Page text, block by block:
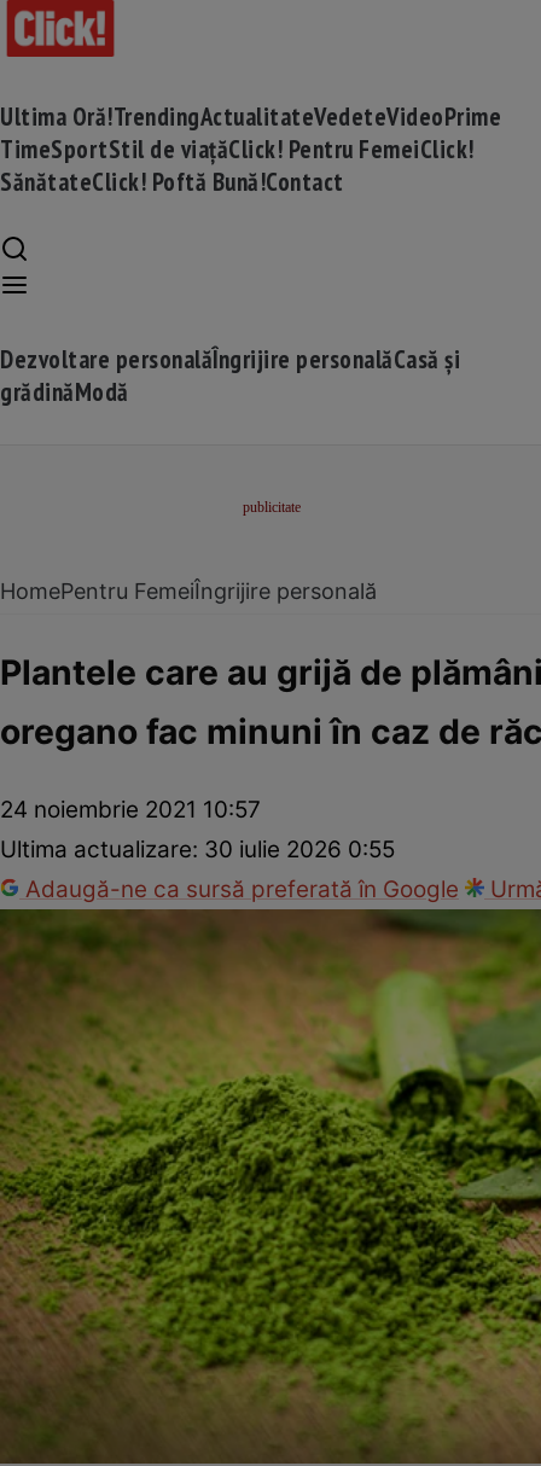
Ultima Oră!TrendingActualitateVedeteVideoPrime
TimeSportStil de viațăClick! Pentru FemeiClick!
SănătateClick! Poftă Bună!Contact
Dezvoltare personalăÎngrijire personalăCasă și
grădinăModă
HomePentru FemeiÎngrijire personală
Plantele care au grijă de
oregano fac minuni în caz de
24 noiembrie 2021 10:57
Ultima actualizare: 30 iulie 2026 0:55
Adaugă-ne ca sursă preferată în Google